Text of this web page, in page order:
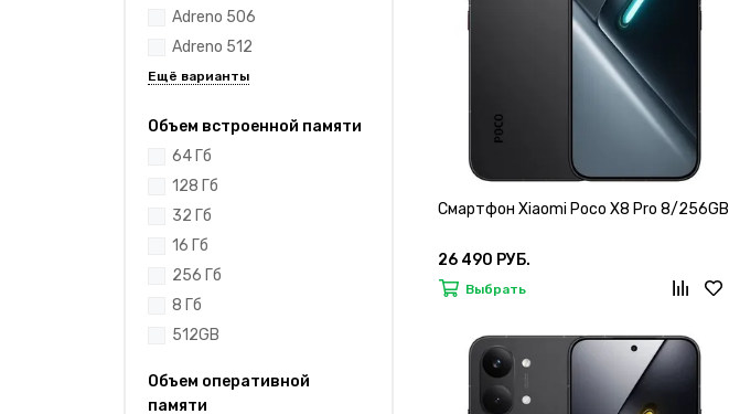
Adreno 506
Adreno 512
Объем встроенной памяти
64 Гб
128 Гб
32 Гб
16 Гб
256 Гб
8 Гб
512GB
Объем оперативной
памяти
Смартфон Xiaomi Poco X8 Pro 8/256GB
26 490 РУБ.
Выбрать